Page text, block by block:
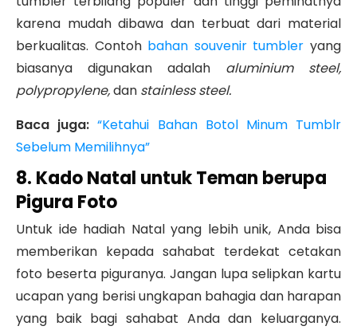
karena mudah dibawa dan terbuat dari material
berkualitas. Contoh bahan souvenir tumbler yang
biasanya digunakan adalah aluminium steel,
polypropylene,dan stainless steel.
Baca juga:“Ketahui Bahan Botol Minum Tumblr
Sebelum Memilihnya”
8. Kado Natal untuk Teman berupa
Pigura Foto
Untuk ide hadiah Natal yang lebih unik, Anda bisa
memberikan kepada sahabat terdekat cetakan
foto beserta piguranya. Jangan lupa selipkan kartu
ucapan yang berisi ungkapan bahagia dan harapan
yang baik bagi sahabat Anda dan keluarganya.